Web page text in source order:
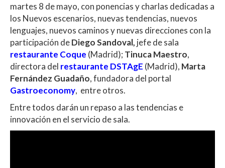
martes 8 de mayo, con ponencias y charlas dedicadas a
los Nuevos escenarios, nuevas tendencias, nuevos
lenguajes, nuevos caminos y nuevas direcciones con la
participación deDiego Sandoval, jefe de sala
restaurante Coque (Madrid); Tinuca Maestro,
directora del restaurante DSTAgE (Madrid), Marta
Fernández Guadaño, fundadora del portal
Gastroeconomy, entre otros.
Entre todos darán un repaso a las tendencias e
innovación en el servicio de sala.